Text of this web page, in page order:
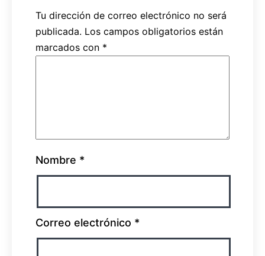
Tu dirección de correo electrónico no será
publicada. Los campos obligatorios están
marcados con *
Nombre *
Correo electrónico *